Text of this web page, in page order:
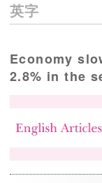
英字
Economy
2.8% in the